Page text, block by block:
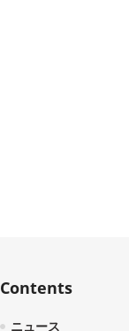
Contents
ニュース